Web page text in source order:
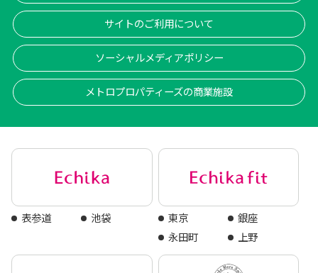
サイトのご利用について
ソーシャルメディアポリシー
メトロプロパティーズの商業施設
表参道 池袋 東京
銀座
永田町
上野